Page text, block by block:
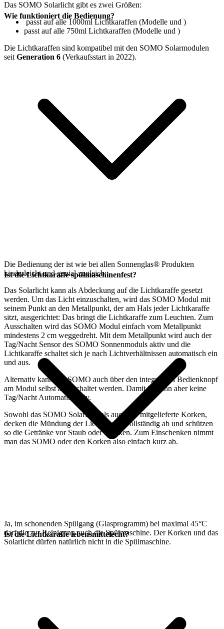
Das SOMO Solarlicht gibt es zwei Größen:
passt auf alle 1000ml Lichtkaraffen (Modelle und )
passt auf alle 750ml Lichtkaraffen (Modelle und )
Die Lichtkaraffen sind kompatibel mit den SOMO Solarmodulen
seit Generation 6 (Verkaufsstart in 2022).
Wie funktioniert die Bedienung?
Die Bedienung derist wie bei allen Sonnenglas® Produkten
kinderleicht und genial zugleich:
Das Solarlicht kann als Abdeckung auf die Lichtkaraffe gesetzt
werden. Um das Licht einzuschalten, wird das SOMO Modul mit
seinem Punkt an den Metallpunkt, der am Hals jeder Lichtkaraffe
sitzt, ausgerichtet: Das bringt die Lichtkaraffe zum Leuchten. Zum
Ausschalten wird das SOMO Modul einfach vom Metallpunkt
mindestens 2 cm weggedreht. Mit dem Metallpunkt wird auch der
Tag/Nacht Sensor des SOMO Sonnenmoduls aktiv und die
Lichtkaraffe schaltet sich je nach Lichtverhältnissen automatisch ein
und aus.
Alternativ kann das SOMO auch über den integrierten Bedienknopf
am Modul selbst angeschaltet werden. Damit ist dann aber keine
Tag/Nacht Automatik aktiv.
Sowohl das SOMO Solarlicht als auch der mitgelieferte Korken,
decken die Mündung der Lichtkaraffe vollständig ab und schützen
so die Getränke vor Staub oder Mücken. Zum Einschenken nimmt
man das SOMO oder den Korken also einfach kurz ab.
Ist die Lichtkaraffe spülmaschinenfest?
Ja, im schonenden Spülgang (Glasprogramm) bei maximal 45°C
darf diezur Reinigung auch die Spülmaschine. Der Korken und das
Solarlicht dürfen natürlich nicht in die Spülmaschine.
Ist die Lichtkaraffe lebensmittelecht?